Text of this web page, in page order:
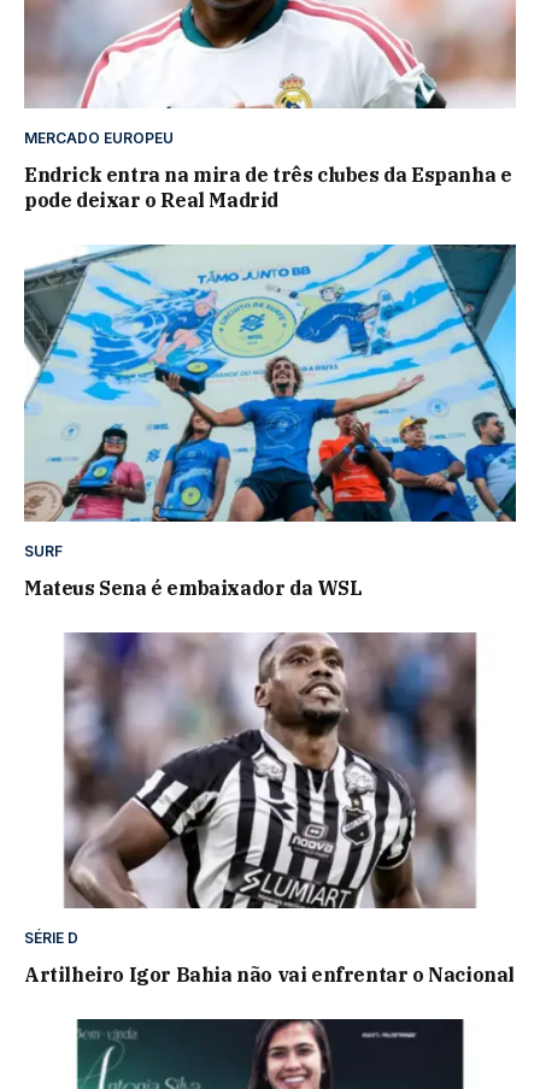
MERCADO EUROPEU
Endrick entra na mira de três clubes da Espanha e
pode deixar o Real Madrid
SURF
Mateus Sena é embaixador da WSL
SÉRIE D
Artilheiro Igor Bahia não vai enfrentar o Nacional